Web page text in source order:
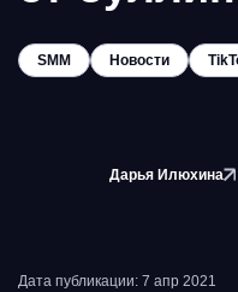
SMM Новости
Дарья Илюхина
Дата публикации: 7 апр 2021